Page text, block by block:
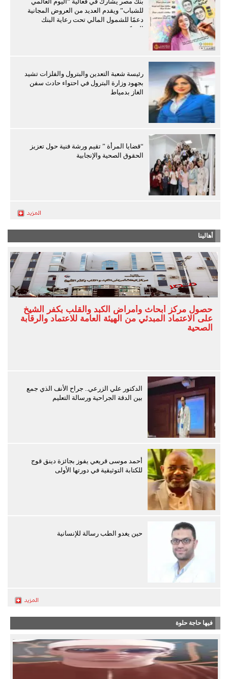
للشباب” ويقدم العديد من العروض المجانية
دعمًا للشمول المالي تحت رعاية البنك
المركزي
رئيسة شعبة التعدين والبترول والفلزات تشيد
بجهود وزارة البترول في احتواء حادث سفن
الغاز بدمياط
“قضايا المرأة ” تقيم ورشة فنية حول تعزيز
الحقوق الصحية والإنجابية
أهالينا
حصول مركز أبحاث وأمراض الكبد والقلب بكفر الشيخ
على الاعتماد المبدئي من الهيئة العامة للاعتماد والرقابة
الصحية
الدكتور علي الزرعي.. جراح الأنف الذي جمع
بين الدقة الجراحية ورسالة التعليم
أحمد موسى قريعي يفوز بجائزة دينق قوج
للكتابة التوثيقية في دورتها الأولى
حين يغدو الطب رسالة للإنسانية
فيها حاجة حلوة